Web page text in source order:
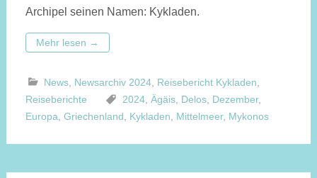
Archipel seinen Namen: Kykladen.
Mehr lesen →
News, Newsarchiv 2024, Reisebericht Kykladen,
Reiseberichte
2024, Ägäis, Delos, Dezember,
Europa, Griechenland, Kykladen, Mittelmeer, Mykonos